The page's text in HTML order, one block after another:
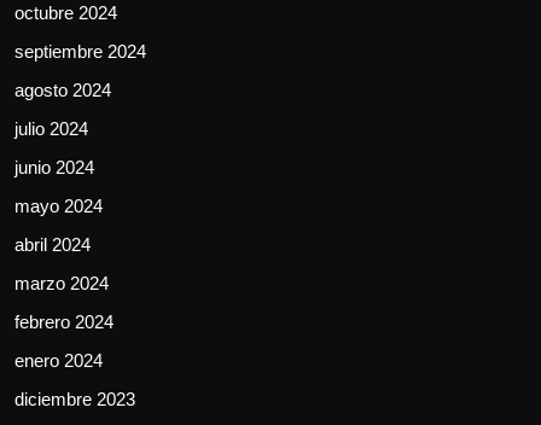
octubre 2024
septiembre 2024
agosto 2024
julio 2024
junio 2024
mayo 2024
abril 2024
marzo 2024
febrero 2024
enero 2024
diciembre 2023